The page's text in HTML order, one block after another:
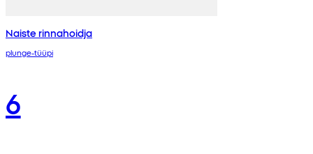
Naiste rinnahoidja
plunge-tüüpi
6